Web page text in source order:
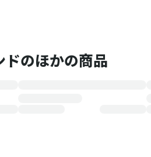
ドのほかの商品